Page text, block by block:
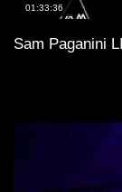
solchen
Sziget Festival
und der
diese
01:33:36
Sam Paganini